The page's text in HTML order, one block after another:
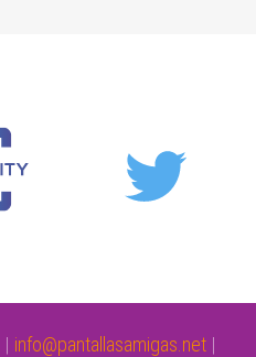
| info@pantallasamigas.net|